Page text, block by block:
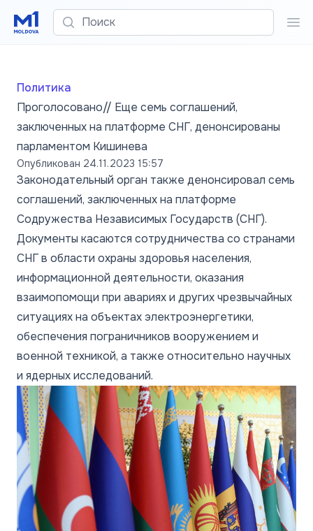
Поиск
Политика
Проголосовано// Еще семь соглашений,
заключенных на платформе СНГ, денонсированы
парламентом Кишинева
Опубликован 24.11.2023 15:57
Законодательный орган также денонсировал семь
соглашений, заключенных на платформе
Содружества Независимых Государств (СНГ).
Документы касаются сотрудничества со странами
СНГ в области охраны здоровья населения,
информационной деятельности, оказания
взаимопомощи при авариях и других чрезвычайных
ситуациях на объектах электроэнергетики,
обеспечения пограничников вооружением и
военной техникой, а также относительно научных
и ядерных исследований.